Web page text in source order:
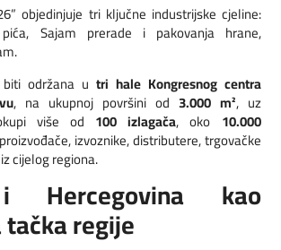
objedinjuje tri ključne industrijske cjeline:
Sajam prerade i pakovanja hrane,
održana u tri hale Kongresnog centra
, na ukupnoj površini od 3.000 m², uz
više od 100 izlagača, oko 10.000
izvoznike, distributere, trgovačke
cijelog regiona.
Hercegovina kao
regije